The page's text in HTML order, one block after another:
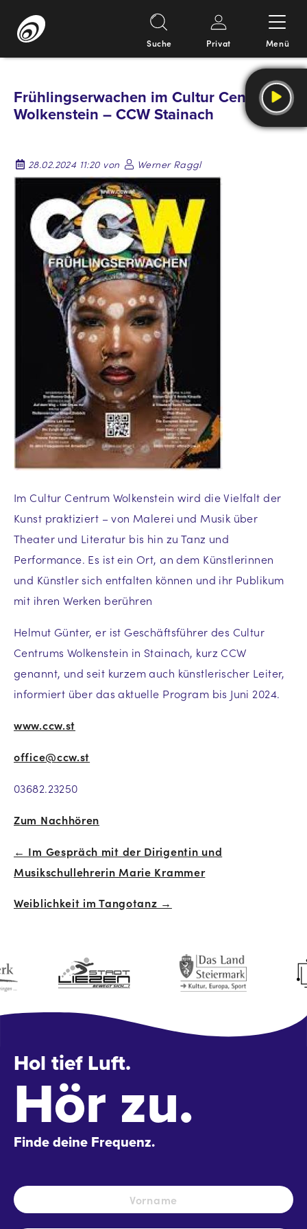
Inhalt
Suche Privat Menü
Frühlingserwachen im Cultur Centrum
Wolkenstein – CCW Stainach
28.02.2024 11:20 von Werner Raggl
Im Cultur Centrum Wolkenstein wird die Vielfalt der
Kunst praktiziert – von Malerei und Musik über
Theater und Literatur bis hin zu Tanz und
Performance. Es ist ein Ort, an dem Künstlerinnen
und Künstler sich entfalten können und ihr Publikum
mit ihren Werken berühren
Helmut Günter, er ist Geschäftsführer des Cultur
Centrums Wolkenstein in Stainach, kurz CCW
genannt, und seit kurzem auch künstlerischer Leiter,
informiert über das aktuelle Program bis Juni 2024.
www.ccw.st
office@ccw.st
03682.23250
Zum Nachhören
Beitrags-
← Im Gespräch mit der Dirigentin und
Musikschullehrerin Marie Krammer
Weiblichkeit im Tangotanz →
Hol tief Luft.
Hör zu.
Finde deine Frequenz.
Name *